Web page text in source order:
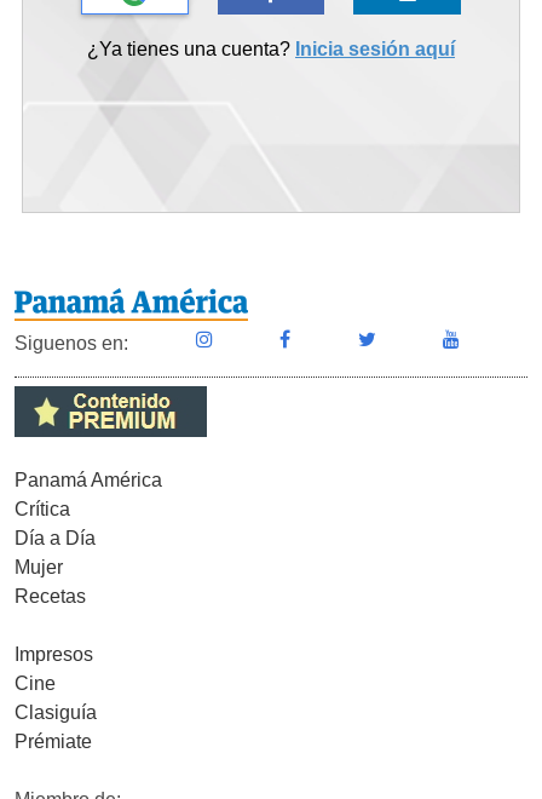
Siguenos en:
Panamá América
Crítica
Día a Día
Mujer
Recetas
Impresos
Cine
Clasiguía
Prémiate